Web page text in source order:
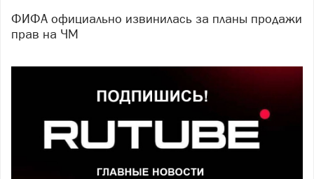
ФИФА официально извинилась за планы продажи
прав на ЧМ